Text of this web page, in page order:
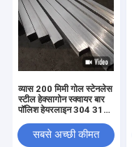
व्यास 200 मिमी गोल स्टेनलेस
स्टील हेक्सागोन स्क्वायर बार
पॉलिश हेयरलाइन 304 316
सबसे अच्छी कीमत